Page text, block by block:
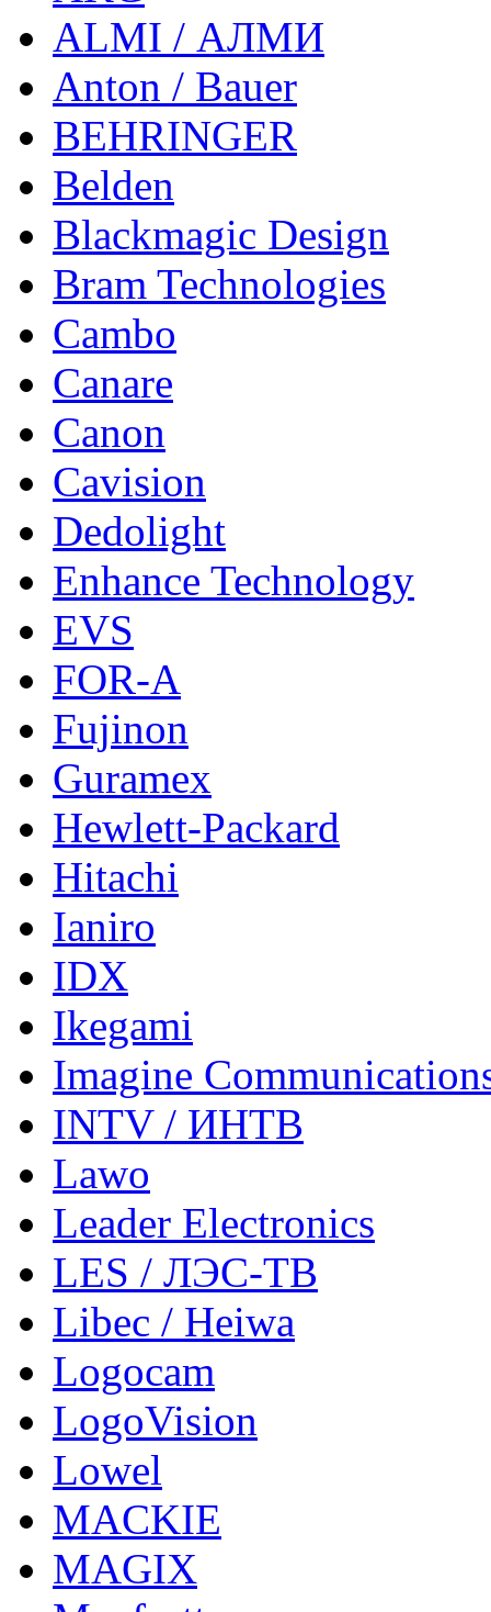
ALMI / АЛМИ
Anton / Bauer
BEHRINGER
Belden
Blackmagic Design
Bram Technologies
Cambo
Canare
Canon
Cavision
Dedolight
Enhance Technology
EVS
FOR-A
Fujinon
Guramex
Hewlett-Packard
Hitachi
Ianiro
IDX
Ikegami
Imagine
INTV / ИНТВ
Lawo
Leader Electronics
LES / ЛЭС-ТВ
Libec / Heiwa
Logocam
LogoVision
Lowel
MACKIE
MAGIX